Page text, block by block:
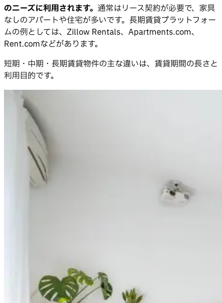
のニーズに利用されます。 通常はリース契約が必要で、家具
なしのアパートや住宅が多いです。長期賃貸プラットフォー
ムの例としては、Zillow Rentals、Apartments.com、
Rent.comなどがあります。
短期・中期・長期賃貸物件の主な違いは、賃貸期間の長さと
利用目的です。